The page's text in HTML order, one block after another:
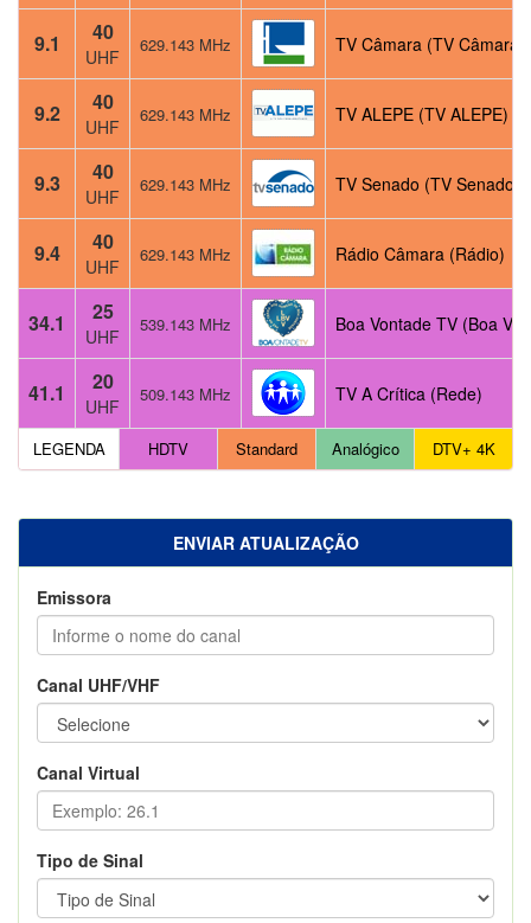
9.1 40
UHF
629.143 MHz TV Câmara (TV Câmara)
9.2 40
UHF
629.143 MHz TV ALEPE (TV ALEPE)
9.3 40
UHF
629.143 MHz TV Senado (TV Senado)
9.4 40
UHF
629.143 MHz Rádio Câmara (Rádio)
34.1 25
UHF
539.143 MHz Boa Vontade TV (Boa
41.1 20
UHF
509.143 MHz TV A Crítica (Rede)
LEGENDA HDTV Standard Analógico DTV+ 4K
ENVIAR ATUALIZAÇÃO
Emissora
Canal UHF/VHF
Canal Virtual
Tipo de Sinal